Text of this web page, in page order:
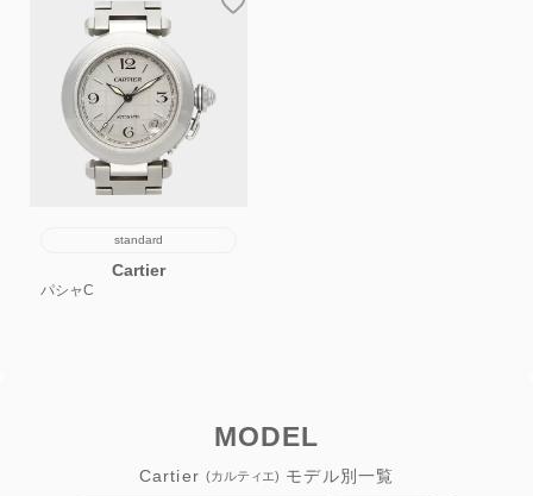
standard
Cartier
パシャC
MODEL
Cartier (カルティエ) モデル別一覧